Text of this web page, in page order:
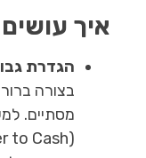
איך
הגדרת
בצורה
מסתיים.